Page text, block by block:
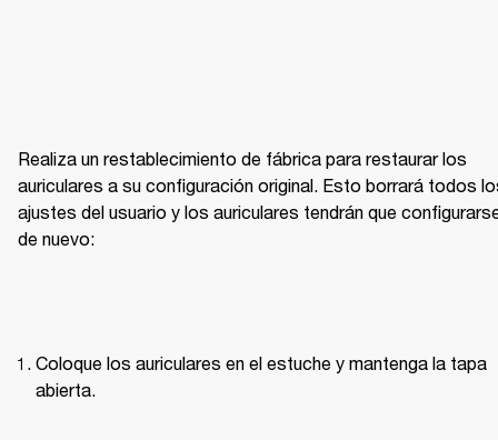
Realiza un restablecimiento de fábrica para restaurar los
auriculares a su configuración original. Esto borrará todos
ajustes del usuario y los auriculares tendrán que
de nuevo:
Coloque los auriculares en el estuche y mantenga la tapa
abierta.